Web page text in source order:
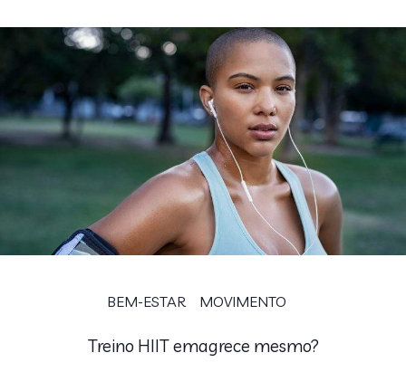
BEM-ESTAR MOVIMENTO
Treino HIIT emagrece mesmo?